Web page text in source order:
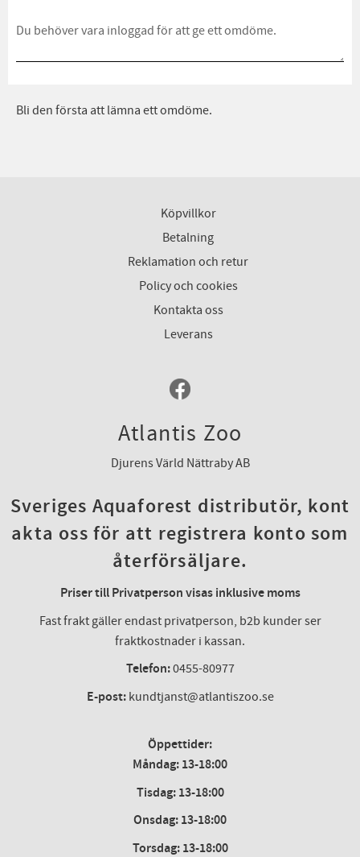
Bli den första att lämna ett omdöme.
Köpvillkor
Betalning
Reklamation och retur
Policy och cookies
Kontakta oss
Leverans
Atlantis Zoo
Djurens Värld Nättraby AB
Sveriges Aquaforest distributör, kont
akta oss för att registrera konto som
återförsäljare.
Priser till Privatperson visas inklusive moms
Fast frakt gäller endast privatperson, b2b kunder ser
fraktkostnader i kassan.
Telefon:0455-80977
E-post:kundtjanst@atlantiszoo.se
Öppettider:
Måndag: 13-18:00
Tisdag: 13-18:00
Onsdag:13-18:00
Torsdag:13-18:00